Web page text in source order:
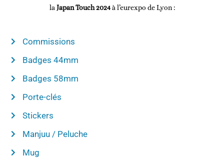
la Japan Touch 2024à l’eurexpo de Lyon :
Commissions
Badges 44mm
Badges 58mm
Porte-clés
Stickers
Manjuu / Peluche
Mug